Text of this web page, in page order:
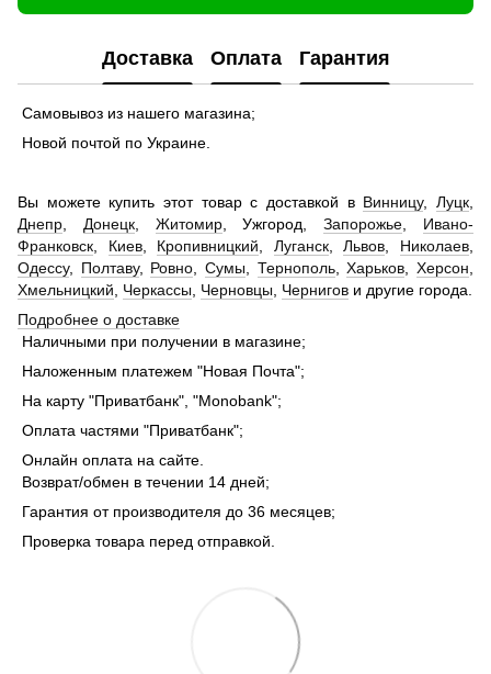
Доставка Оплата Гарантия
Самовывоз из нашего магазина;
Новой почтой по Украине.
Вы можете купить этот товар с доставкой в Винницу,Луцк
Днепр
Донецк, Житомир, Ужгород,Запорожье
Ивано-
Франковск
Киев, Кропивницкий Луганск,Львов Николаев
Одессу, Полтаву, Ровно ,Сумы Тернополь,Харьков ,Херсон
Хмельницкий
Черкассы Черновцы Чернигов и другие города.
Подробнее о доставке
Наличными при получении в магазине;
Наложенным платежем "Новая Почта";
На карту "Приватбанк", "Monobank";
Оплата частями "Приватбанк";
Онлайн оплата на сайте.
Возврат/обмен в течении 14 дней;
Гарантия от производителя до 36 месяцев;
Проверка товара перед отправкой.